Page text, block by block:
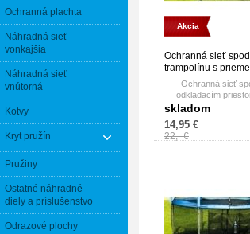
Ochranná plachta
Náhradná sieť
vonkajšia
Náhradná sieť
vnútorná
Kotvy
Kryt pružín
Pružiny
Ostatné náhradné
diely a príslušenstvo
Odrazové plochy
Akcia
Ochranná sieť
trampolínu s
Ochranná sieť
odkladacím
topánky. Pre
uchytením
skladom
14,95 €
22,- €